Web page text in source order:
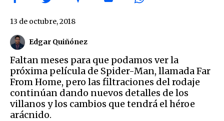
Edgar Quiñónez
13 de octubre, 2018
Faltan meses para que podamos ver la
próxima película de Spider-Man, llamada Far
From Home, pero las filtraciones del rodaje
continúan dando nuevos detalles de los
villanos y los cambios que tendrá el héroe
arácnido.